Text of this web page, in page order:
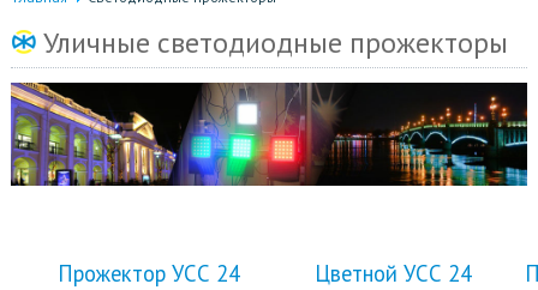
Уличные светодиодные прожекторы
Прожектор УСС 24 Цветной УСС 24